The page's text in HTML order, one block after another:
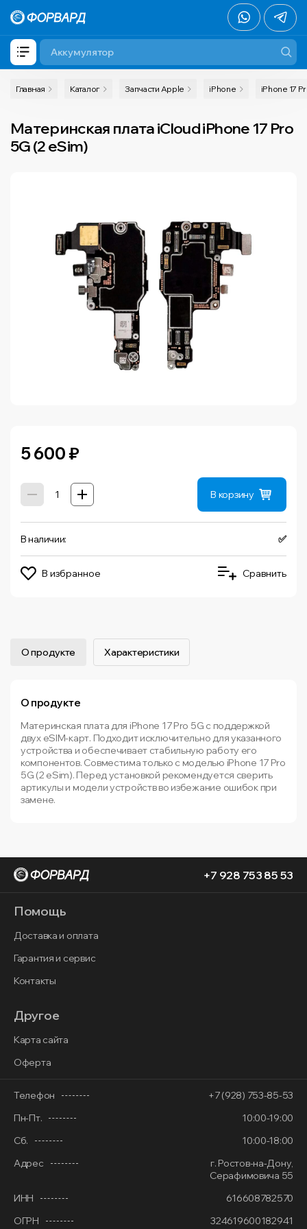
Главная Каталог Запчасти Apple iPhone iPhone 17
Материнская плата iCloud iPhone 17 Pro
5G (2 eSim)
5 600₽
В корзину
В наличии: ✅
В избранное Сравнить
О продукте Характеристики
О продукте
Материнская плата для iPhone 17 Pro 5G с поддержкой
двух eSIM-карт. Подходит исключительно для указанного
устройства и обеспечивает стабильную работу его
компонентов. Совместима только с моделью iPhone 17 Pro
5G (2 eSim). Перед установкой рекомендуется сверить
артикулы и модели устройств во избежание ошибок при
замене.
+7 928 753 85 53
Помощь
Доставка и оплата
Гарантия и сервис
Контакты
Другое
Карта сайта
Оферта
Телефон
+7 (928) 753-85-53
Пн-Пт.
10:00-19:00
Сб.
10:00-18:00
Адрес
г. Ростов-на-Дону,
Серафимовича 55
ИНН
616608782570
ОГРН
324619600182941